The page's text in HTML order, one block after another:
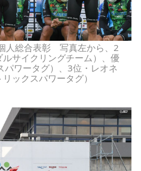
人総合表彰 写真左から、2
サイクリングチーム）、優
パワータグ）、3位・レオネ
ックスパワータグ）